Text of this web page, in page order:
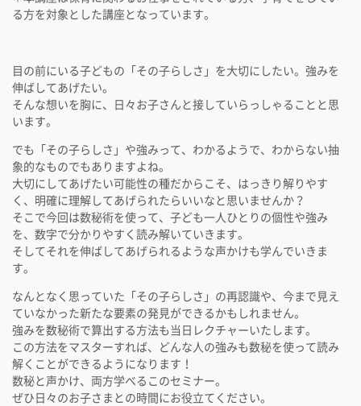
る方を対象とした講座となっています。
目の前にいる子どもの「その子らしさ」を大切にしたい。強みを
伸ばしてあげたい。
そんな想いを胸に、日々お子さんと接していらっしゃることと思
います。
でも「その子らしさ」や強みって、わかるようで、わからない抽
象的なものでもありますよね。
大切にしてあげたい可能性の種だからこそ、はっきり解りやす
く、明確に理解してあげられたらいいなと思いませんか？
そこで今回は数秘術を使って、子ども一人ひとりの個性や強み
を、数字で分かりやすく読み解いていきます。
そしてそれを伸ばしてあげられるような声かけも学んでいきま
す。
なんとなく思っていた「その子らしさ」の再認識や、今まで見え
ていなかった新たな要素の発見ができるかもしれません。
強みを数秘術で算出する方法も当日レクチャーいたします。
この方法をマスターすれば、どんな人の強みも数秘を使って読み
解くことができるようになります！
数秘と声かけ、両方学べるこのセミナー。
ぜひ日々のお子さまとの時間にお役立てください。